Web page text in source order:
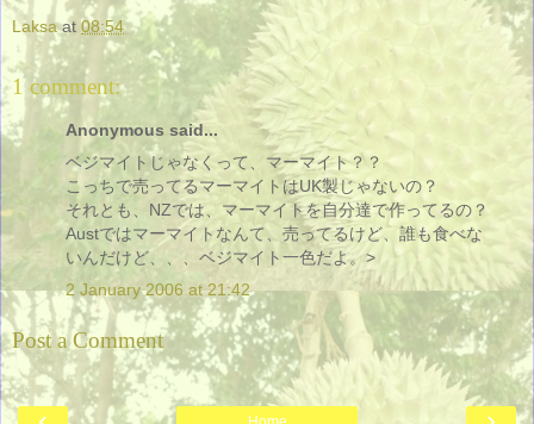
Laksa at 08:54
1 comment:
Anonymous said...
ベジマイトじゃなくって、マーマイト？？
こっちで売ってるマーマイトはUK製じゃないの？
それとも、NZでは、マーマイトを自分達で作ってるの？
Austではマーマイトなんて、売ってるけど、誰も食べな
いんだけど、、、ベジマイト一色だよ。>
2 January 2006 at 21:42
Post a Comment